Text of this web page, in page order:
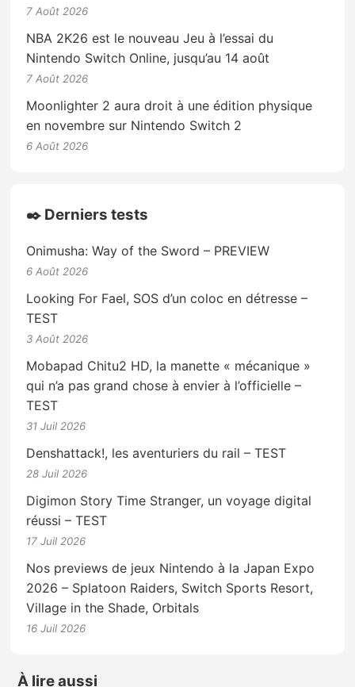
7 Août 2026
NBA 2K26 est le nouveau Jeu à l’essai du
Nintendo Switch Online, jusqu’au 14 août
7 Août 2026
Moonlighter 2 aura droit à une édition physique
en novembre sur Nintendo Switch 2
6 Août 2026
✒️ Derniers tests
Onimusha: Way of the Sword – PREVIEW
6 Août 2026
Looking For Fael, SOS d’un coloc en détresse –
TEST
3 Août 2026
Mobapad Chitu2 HD, la manette « mécanique »
qui n’a pas grand chose à envier à l’officielle –
TEST
31 Juil 2026
Denshattack!, les aventuriers du rail – TEST
28 Juil 2026
Digimon Story Time Stranger, un voyage digital
réussi – TEST
17 Juil 2026
Nos previews de jeux Nintendo à la Japan Expo
2026 – Splatoon Raiders, Switch Sports Resort,
Village in the Shade, Orbitals
16 Juil 2026
À lire aussi